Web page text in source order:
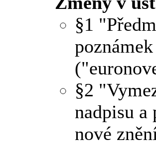
§1
§2
nadpisu a
nové